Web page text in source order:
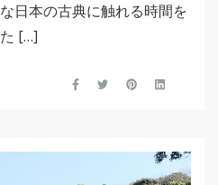
日本の古典に触れる時間を
[…]